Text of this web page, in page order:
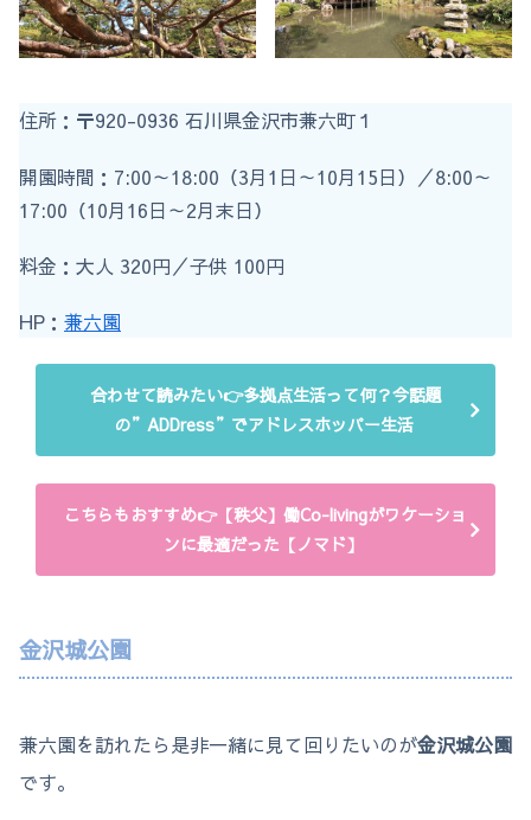
住所：〒920-0936 石川県金沢市兼六町１
開園時間：7:00～18:00（3月1日～10月15日）／8:00～
17:00（10月16日～2月末日）
料金：大人 320円／子供 100円
HP： 兼六園
合わせて読みたい👉多拠点生活って何？今話題
の”ADDress”でアドレスホッパー生活
こちらもおすすめ👉【秩父】働Co-livingがワケーショ
ンに最適だった【ノマド】
金沢城公園
兼六園を訪れたら是非一緒に見て回りたいのが金沢城公園
です。